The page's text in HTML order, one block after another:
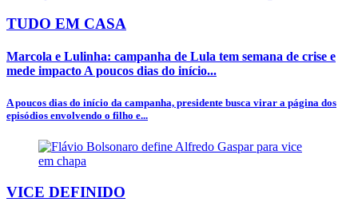
TUDO EM CASA
Marcola e Lulinha: campanha de Lula tem semana de crise e
mede impacto A poucos dias do início...
A poucos dias do início da campanha, presidente busca virar a página dos
episódios envolvendo o filho e...
VICE DEFINIDO